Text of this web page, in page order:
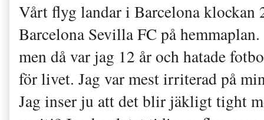
Vårt flyg landar i Barcelona klockan
Barcelona Sevilla FC på
men då var jag 12 år och hatade
för livet. Jag var mest irriterad på
Jag inser ju att det blir jäkligt tight